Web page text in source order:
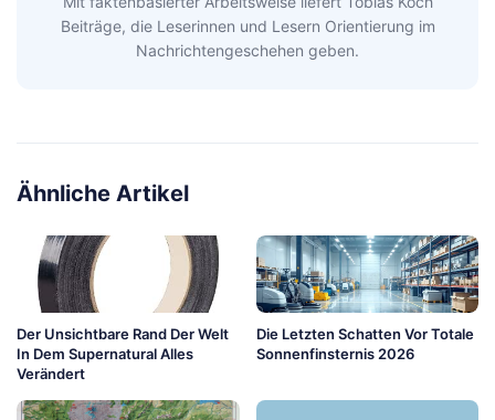
Beiträge, die Leserinnen und Lesern Orientierung im
Nachrichtengeschehen geben.
Ähnliche Artikel
Der Unsichtbare Rand Der Welt
In Dem Supernatural Alles
Verändert
Die Letzten Schatten Vor Totale
Sonnenfinsternis 2026